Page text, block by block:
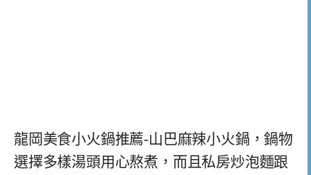
龍岡美食小火鍋推薦-山巴麻辣小火鍋，鍋物
選擇多樣湯頭用心熬煮，而且私房炒泡麵跟